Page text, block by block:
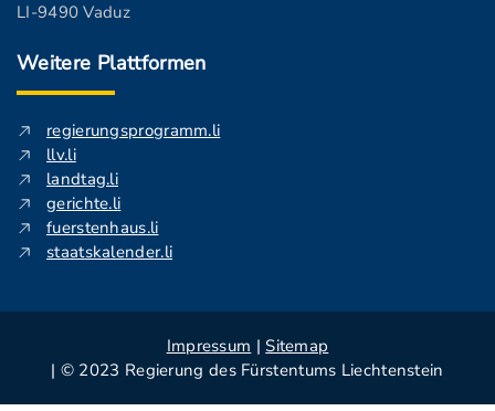
LI-9490 Vaduz
Weitere Plattformen
regierungsprogramm.li
llv.li
landtag.li
gerichte.li
fuerstenhaus.li
staatskalender.li
Impressum | Sitemap
| © 2023 Regierung des Fürstentums Liechtenstein